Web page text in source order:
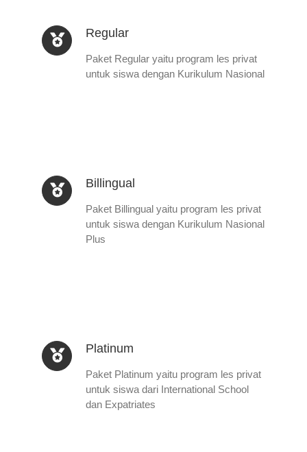
Regular
Paket Regular yaitu program les privat
untuk siswa dengan Kurikulum Nasional
Billingual
Paket Billingual yaitu program les privat
untuk siswa dengan Kurikulum Nasional
Plus
Platinum
Paket Platinum yaitu program les privat
untuk siswa dari International School
dan Expatriates